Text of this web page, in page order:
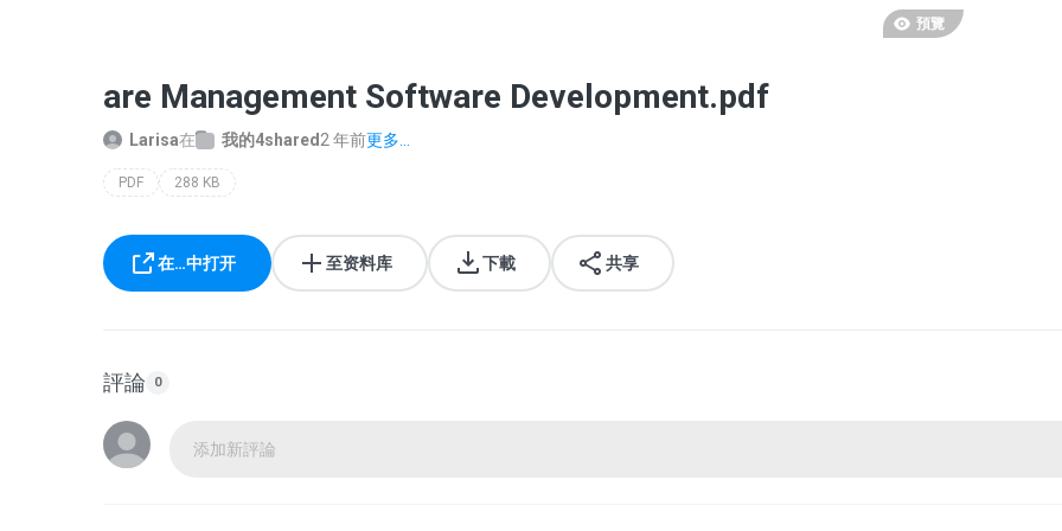
預覽
are Management Software Development.pdf
Larisa在 我的4shared 2 年前更多...
PDF 288 KB
在…中打开 至资料库 下載 共享
評論 0
添加新評論